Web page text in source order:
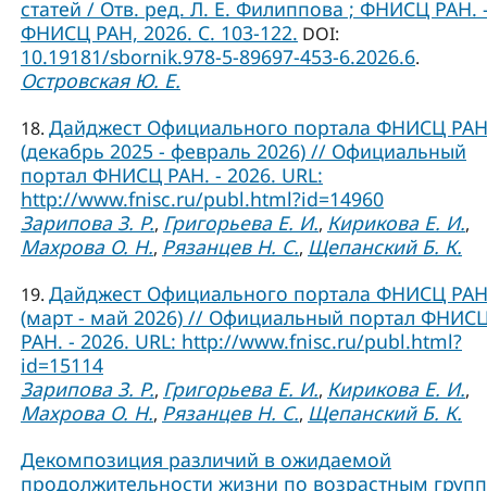
статей / Отв. ред. Л. Е. Филиппова ; ФНИСЦ РАН.
ФНИСЦ РАН, 2026. C. 103-122. DOI:
10.19181/sbornik.978-5-89697-453-6.2026.6.
Островская Ю. Е.
18. Дайджест Официального портала ФНИСЦ РАН
(декабрь 2025 - февраль 2026) // Официальный
портал ФНИСЦ РАН. - 2026. URL:
http://www.fnisc.ru/publ.html?id=14960
Зарипова З. Р., Григорьева Е. И., Кирикова Е. И.,
Махрова О. Н., Рязанцев Н. С., Щепанский Б. К.
19. Дайджест Официального портала ФНИСЦ РАН
(март - май 2026) // Официальный портал
РАН. - 2026. URL: http://www.fnisc.ru/publ.html?
id=15114
Зарипова З. Р., Григорьева Е. И., Кирикова Е. И.,
Махрова О. Н., Рязанцев Н. С., Щепанский Б. К.
Декомпозиция различий в ожидаемой
продолжительности жизни по возрастным